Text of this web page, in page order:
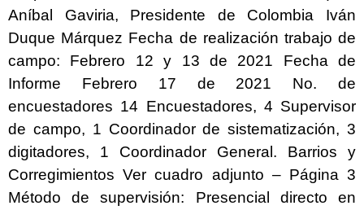
Aníbal Gaviria, Presidente de Colombia Iván
Duque Márquez Fecha de realización trabajo de
campo: Febrero 12 y 13 de 2021 Fecha de
Informe Febrero 17 de 2021 No. de
encuestadores 14 Encuestadores, 4 Supervisor
de campo, 1 Coordinador de sistematización, 3
digitadores, 1 Coordinador General. Barrios y
Corregimientos Ver cuadro adjunto – Página 3
Método de supervisión: Presencial directo en